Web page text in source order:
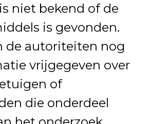
niet bekend of de
is gevonden.
de autoriteiten nog
vrijgegeven over
of
die onderdeel